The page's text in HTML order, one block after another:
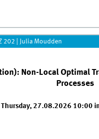
202 Julia Moudden
Non-Local Optimal
Processes
Thursday, 27.08.2026 10:00